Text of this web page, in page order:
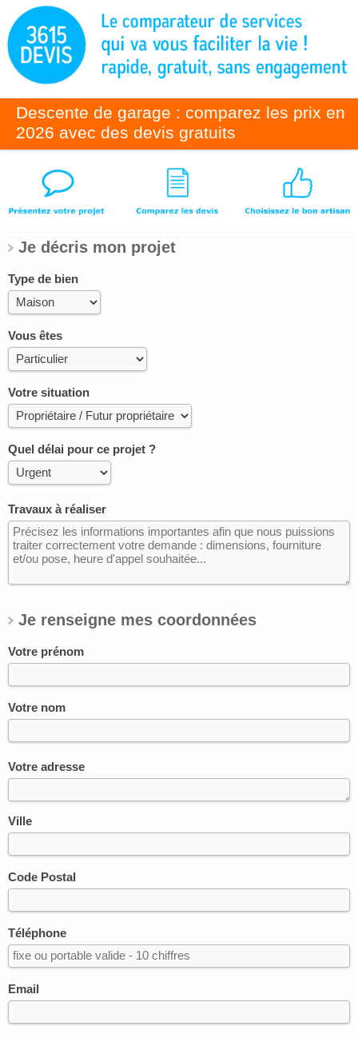
Descente de garage : comparez les prix en
2026 avec des devis gratuits
Je décris mon projet
Type de bien
Vous êtes
Votre situation
Quel délai pour ce projet ?
Travaux à réaliser
Je renseigne mes coordonnées
Votre prénom
Votre nom
Votre adresse
Ville
Code Postal
Téléphone
Email